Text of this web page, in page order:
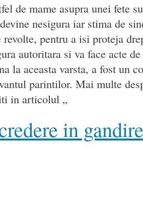
de mame asupra unei fete
nesigura iar stima de
revolte, pentru a isi proteja
autoritara si va face acte
la aceasta varsta, a fost un
parintilor. Mai multe
in articolul „
in